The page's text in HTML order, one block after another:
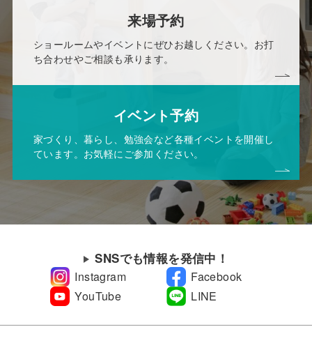
来場予約
ショールームやイベントにぜひお越しください。お打
ち合わせやご相談も承ります。
イベント予約
家づくり、暮らし、勉強会など各種イベントを開催し
ています。お気軽にご参加ください。
SNSでも情報を発信中！
Instagram
Facebook
YouTube
LINE